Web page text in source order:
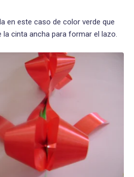
en este caso de color verde que
la cinta ancha para formar el lazo.